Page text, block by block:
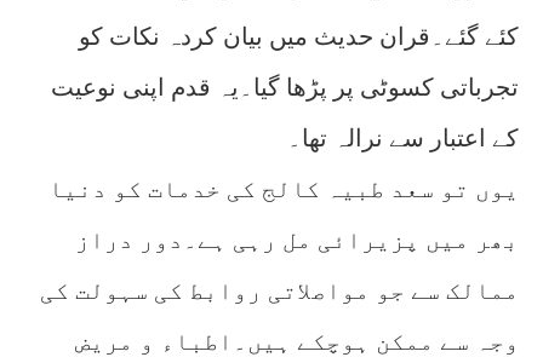
کئے گئے۔قران حدیث میں بیان کردہ نکات کو
تجرباتی کسوٹی پر پڑھا گیا۔یہ قدم اپنی نوعیت
کے اعتبار سے نرالہ تھا۔
یوں تو سعد طبیہ کالج کی خدمات کو دنیا
بھر میں پزیرائی مل رہی ہے۔دور دراز
ممالک سے جو مواصلاتی روابط کی سہولت کی
وجہ سے ممکن ہوچکے ہیں۔اطباء و مریض